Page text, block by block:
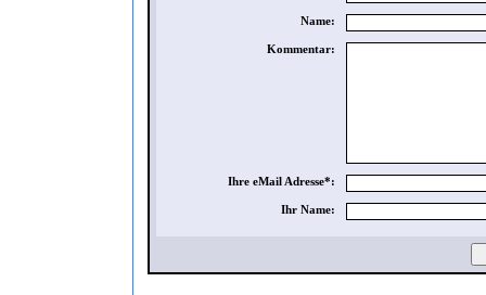
Name:
Kommentar:
Ihre eMail Adresse*:
Ihr Name: